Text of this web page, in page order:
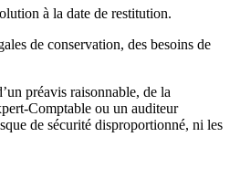
à la date de restitution.
de conservation, des besoins de
préavis raisonnable, de la
Comptable ou un auditeur
de sécurité disproportionné, ni les